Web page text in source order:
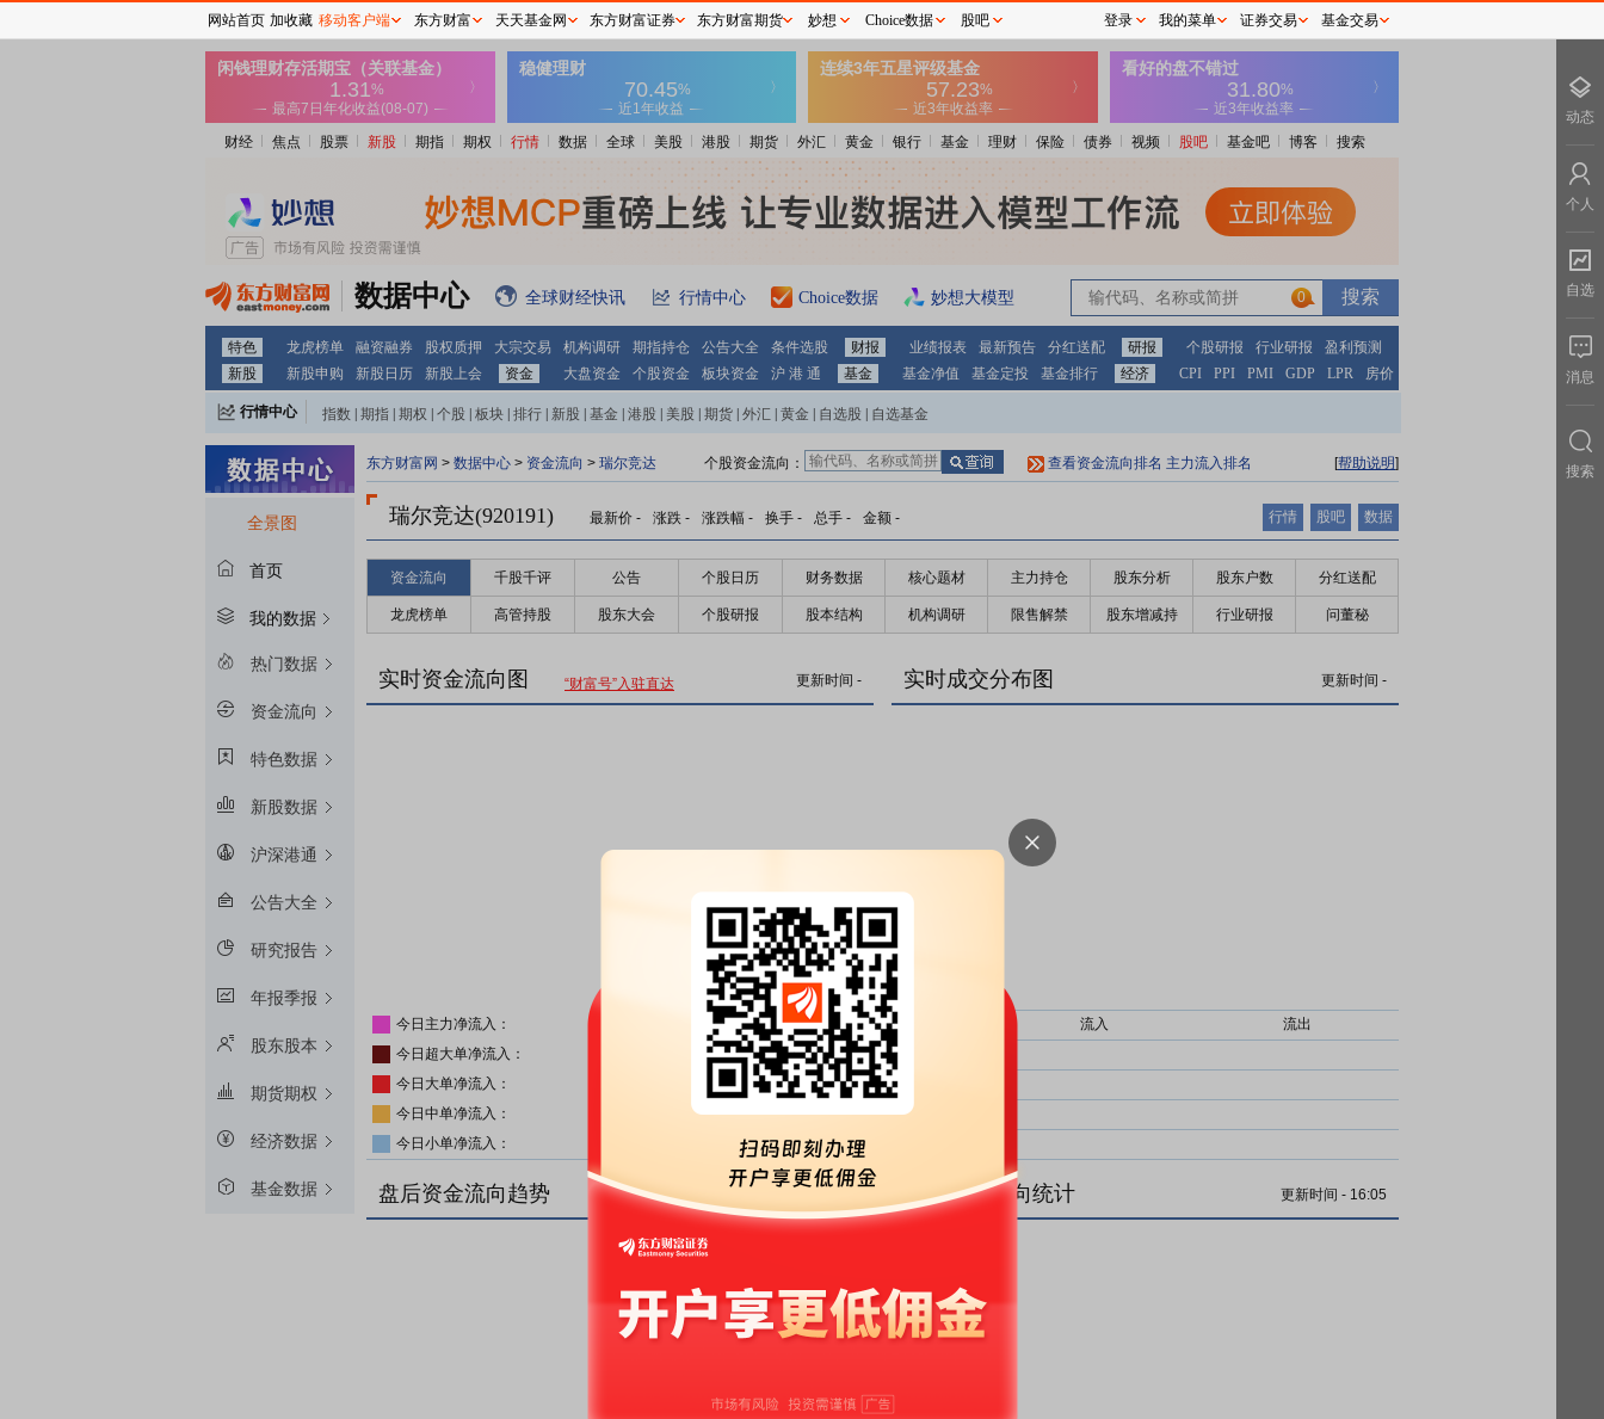
财经 焦点 股票 新股 期指 期权 行情 数据 全球 美股 港股 期货 外汇 黄金 银行 基金 理财 保险 债券 视频 股吧 基金吧 博客 搜索
数据中心 全球财经快讯 行情中心 Choice数据 妙想大模型 0
特色 龙虎榜单 融资融券 股权质押 大宗交易 机构调研 期指持仓 公告大全 条件选股 财报 业绩报表 最新预告 分红送配 研报 个股研报 行业研报
盈利预测
新股
新股申购 新股日历 新股上会 资金 大盘资金 个股资金 板块资金 沪 港 通 基金 基金净值 基金定投 基金排行 经济 CPI PPI PMI GDP LPR 房价
行情中心 指数 期指 期权 个股 板块 排行 新股 基金 港股 美股 期货 外汇 黄金 自选股 自选基金
全景图
首页
我的数据
热门数据
资金流向
特色数据
新股数据
沪深港通
公告大全
研究报告
年报季报
股东股本
期货期权
经济数据
基金数据
东方财富网 > 数据中心 > 资金流向 > 瑞尔竞达 个股资金流向： 查看资金流向排名 主力流入排名 [帮助说明]
瑞尔竞达(920191) 最新价 - 涨跌 - 涨跌幅 - 换手 - 总手 - 金额 - 行情 股吧 数据
资金流向 千股千评 公告 个股日历 财务数据 核心题材 主力持仓 股东分析 股东户数 分红送配
龙虎榜单 高管持股 股东大会 个股研报 股本结构 机构调研 限售解禁 股东增减持 行业研报 问董秘
实时资金流向图 “财富号”入驻直达 更新时间 -
今日主力净流入：
主力净比：
今日超大单净流入：
超大单净比：
今日大单净流入：
大单净比：
今日中单净流入：
中单净比：
今日小单净流入：
实时成交分布图 更新时间 -
流入
流出
盘后资金流向趋势 盘后资金流向统计 更新时间 - 16:05
网站首页 加收藏 移动客户端 东方财富 天天基金网 东方财富证券 东方财富期货 妙想 Choice数据 股吧 登录 我的菜单 证券交易 基金交易
动态
个人
自选
消息
搜索